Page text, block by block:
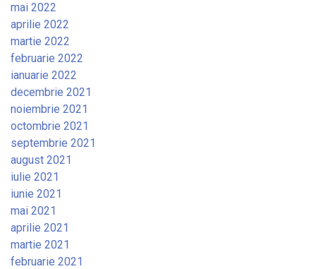
mai 2022
aprilie 2022
martie 2022
februarie 2022
ianuarie 2022
decembrie 2021
noiembrie 2021
octombrie 2021
septembrie 2021
august 2021
iulie 2021
iunie 2021
mai 2021
aprilie 2021
martie 2021
februarie 2021